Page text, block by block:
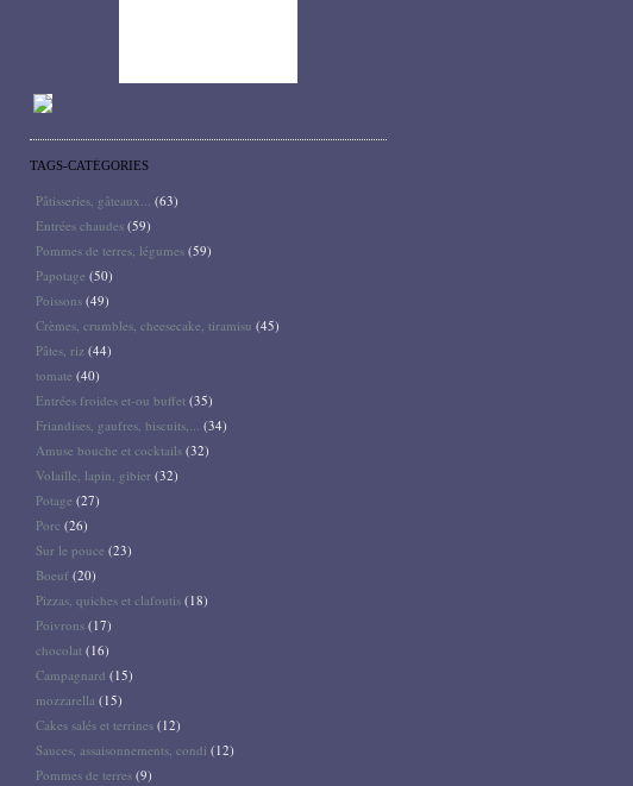
TAGS-CATÉGORIES
Pâtisseries, gâteaux... (63)
Entrées chaudes (59)
Pommes de terres, légumes (59)
Papotage (50)
Poissons (49)
Crèmes, crumbles, cheesecake, tiramisu (45)
Pâtes, riz (44)
tomate (40)
Entrées froides et-ou buffet (35)
Friandises, gaufres, biscuits,... (34)
Amuse bouche et cocktails (32)
Volaille, lapin, gibier (32)
Potage (27)
Porc (26)
Sur le pouce (23)
Boeuf (20)
Pizzas, quiches et clafoutis (18)
Poivrons (17)
chocolat (16)
Campagnard (15)
mozzarella (15)
Cakes salés et terrines (12)
Sauces, assaisonnements, condi (12)
Pommes de terres (9)